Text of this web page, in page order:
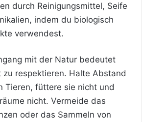
durch Reinigungsmittel, Seife
indem du biologisch
verwendest.
mit der Natur bedeutet
zu respektieren. Halte Abstand
Tieren, füttere sie nicht und
nicht. Vermeide das
oder das Sammeln von